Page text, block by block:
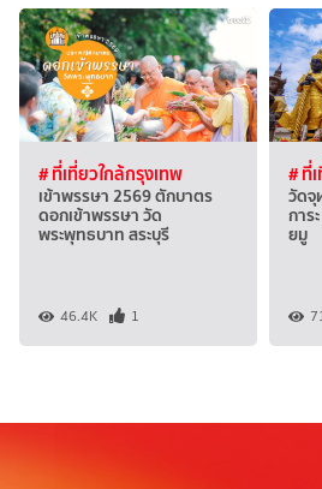
# ที่เที่ยวใกล้กรุงเทพ
เข้าพรรษา 2569 ตักบาตร
ดอกเข้าพรรษา วัด
พระพุทธบาท สระบุรี
46.4K 1
# ที่
วัด
การ
ยมู